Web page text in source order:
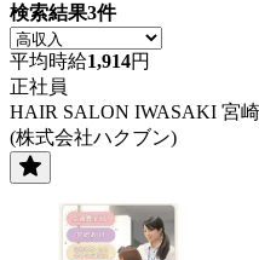
検索結果3件
平均時給1,914円
正社員
HAIR SALON IWASAKI 宮
(株式会社ハクブン)